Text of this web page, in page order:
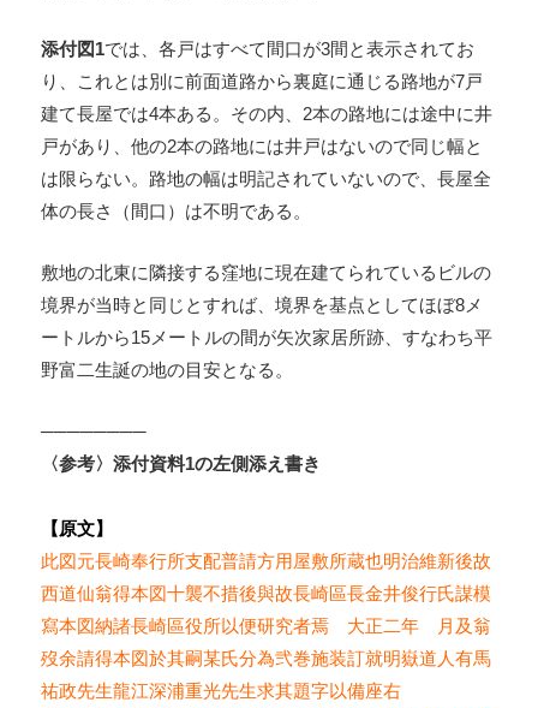
添付図1では、各戸はすべて間口が3間と表示されてお
り、これとは別に前面道路から裏庭に通じる路地が7戸
建て長屋では4本ある。その内、2本の路地には途中に井
戸があり、他の2本の路地には井戸はないので同じ幅と
は限らない。路地の幅は明記されていないので、長屋全
体の長さ（間口）は不明である。
敷地の北東に隣接する窪地に現在建てられているビルの
境界が当時と同じとすれば、境界を基点としてほぼ8メ
ートルから15メートルの間が矢次家居所跡、すなわち平
野富二生誕の地の目安となる。
────────
〈参考〉添付資料1の左側添え書き
【原文】
此図元長崎奉行所支配普請方用屋敷所蔵也明治維新後故
西道仙翁得本図十襲不措後與故長崎區長金井俊行氏謀模
寫本図納諸長崎區役所以便研究者焉 大正二年 月及翁
歿余請得本図於其嗣某氏分為弐巻施装訂就明嶽道人有馬
祐政先生龍江深浦重光先生求其題字以備座右